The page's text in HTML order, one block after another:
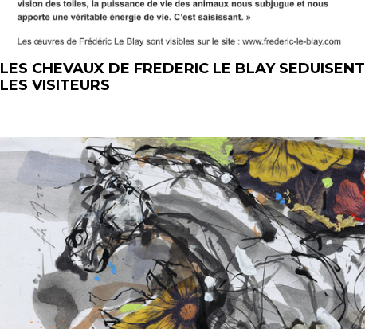
LES CHEVAUX DE FREDERIC LE BLAY SEDUISENT
LES VISITEURS